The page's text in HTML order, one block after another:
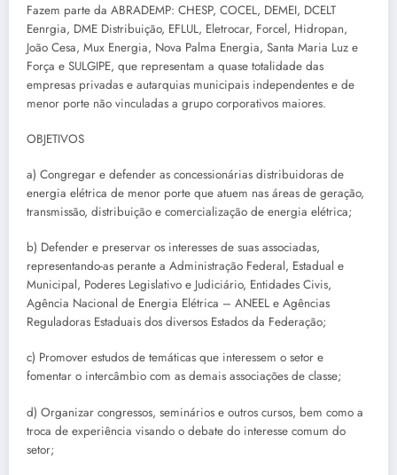
Fazem parte da ABRADEMP: CHESP, COCEL, DEMEI, DCELT
Eenrgia, DME Distribuição, EFLUL, Eletrocar, Forcel, Hidropan,
João Cesa, Mux Energia, Nova Palma Energia, Santa Maria Luz e
Força e SULGIPE, que representam a quase totalidade das
empresas privadas e autarquias municipais independentes e de
menor porte não vinculadas a grupo corporativos maiores.
OBJETIVOS
a) Congregar e defender as concessionárias distribuidoras de
energia elétrica de menor porte que atuem nas áreas de geração,
transmissão, distribuição e comercialização de energia elétrica;
b) Defender e preservar os interesses de suas associadas,
representando-as perante a Administração Federal, Estadual e
Municipal, Poderes Legislativo e Judiciário, Entidades Civis,
Agência Nacional de Energia Elétrica – ANEEL e Agências
Reguladoras Estaduais dos diversos Estados da Federação;
c) Promover estudos de temáticas que interessem o setor e
fomentar o intercâmbio com as demais associações de classe;
d) Organizar congressos, seminários e outros cursos, bem como a
troca de experiência visando o debate do interesse comum do
setor;